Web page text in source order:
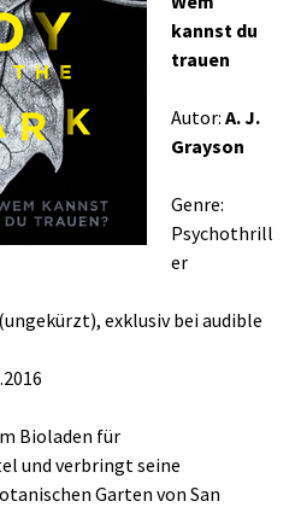
kannst du
trauen
Autor: A. J.
Grayson
Genre:
Psychothrill
er
exklusiv bei audible
Bioladen für
und verbringt seine
Garten von San